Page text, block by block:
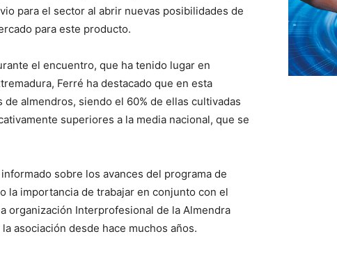
para el sector al abrir nuevas posibilidades de
para este producto.
el encuentro, que ha tenido lugar en
Ferré ha destacado que en esta
almendros, siendo el 60% de ellas cultivadas
superiores a la media nacional, que se
sobre los avances del programa de
la importancia de trabajar en conjunto con el
organización Interprofesional de la Almendra
asociación desde hace muchos años.